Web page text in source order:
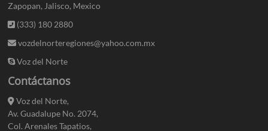
Zapopan, Jalisco, Mexico
(333) 180 2880
vozdelnorteregiones@yahoo.com.mx
Voz del Norte
Contáctanos
Voz del Norte,
Av. Guadalupe No. 2074,
Col. Arenales Tapatios,